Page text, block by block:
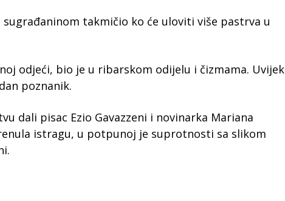
sugrađaninom takmičio ko će uloviti više pastrva u
odjeći, bio je u ribarskom odijelu i čizmama. Uvijek
poznanik.
dali pisac Ezio Gavazzeni i novinarka Mariana
istragu, u potpunoj je suprotnosti sa slikom